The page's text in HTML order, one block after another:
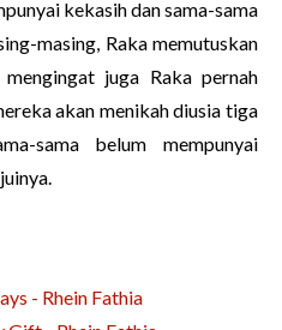
kekasih dan sama-sama
masing, Raka memutuskan
juga Raka pernah
akan menikah diusia tiga
sama belum mempunyai
- Rhein Fathia